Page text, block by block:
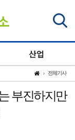
산업
전체기사
부진하지만
검색